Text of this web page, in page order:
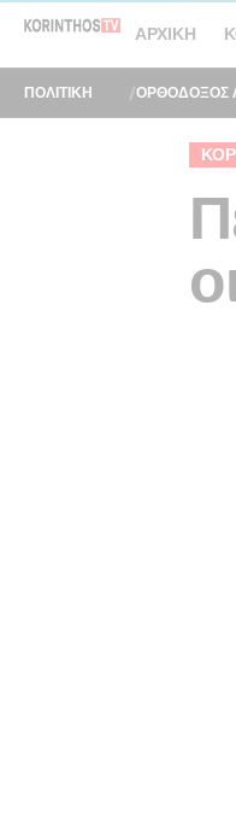
ΑΡΧΙΚΉ
ΠΟΛΙΤΙΚΗ ΟΡΘΟΔΟΞΟΣ